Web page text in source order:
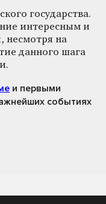
государства.
интересным и
несмотря на
данного шага
и первыми
событиях